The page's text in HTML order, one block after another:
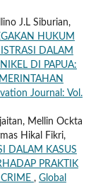
J.L Siburian,
HUKUM
DALAM
DI PAPUA:
Journal: Vol.
Mellin Ockta
Hikal Fikri,
DALAM KASUS
PRAKTIK
, Global